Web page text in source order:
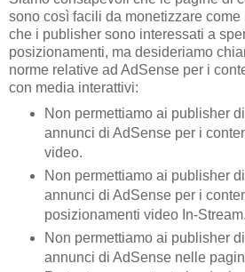
sono così facili da monetizzare
che i publisher sono interessati a
posizionamenti, ma desideriamo
norme relative ad AdSense per i
con media interattivi:
Non permettiamo ai publisher
annunci di AdSense per i
video.
Non permettiamo ai publisher
annunci di AdSense per i
posizionamenti video In-Stream.
Non permettiamo ai publisher
annunci di AdSense nelle